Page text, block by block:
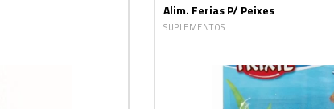
Alim. Ferias P/ Peixes
SUPLEMENTOS